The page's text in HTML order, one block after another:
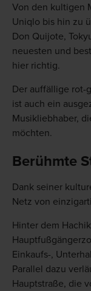
Von den kultigen
Uniqlo bis hin zu
Don Quijote,
neuesten und
hier richtig.
Der auffällige rot-
ist auch ein
Musikliebhaber,
möchten.
Berühmte
Dank seiner
Netz von
Hinter dem
Einkaufs-,
Parallel dazu
Hauptstraße, die